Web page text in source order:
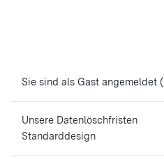
Sie sind als Gast angemeldet (
Unsere Datenlöschfristen
Standarddesign